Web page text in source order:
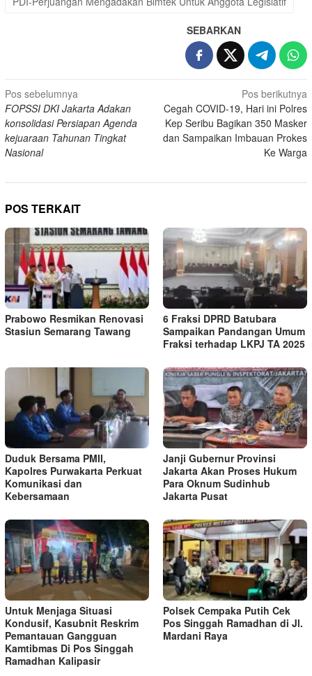
SEBARKAN
Navigasi
pos
Pos sebelumnya
FOPSSI DKI Jakarta Adakan
konsolidasi Persiapan Agenda
kejuaraan Tahunan Tingkat
Nasional
Pos berikutnya
Cegah COVID-19, Hari ini Polres
Kep Seribu Bagikan 350 Masker
dan Sampaikan Imbauan Prokes
Ke Warga
POS TERKAIT
Prabowo Resmikan Renovasi
Stasiun Semarang Tawang
6 Fraksi DPRD Batubara
Sampaikan Pandangan Umum
Fraksi terhadap LKPJ TA 2025
Duduk Bersama PMII,
Kapolres Purwakarta Perkuat
Komunikasi dan
Kebersamaan
Janji Gubernur Provinsi
Jakarta Akan Proses Hukum
Para Oknum Sudinhub
Jakarta Pusat
Untuk Menjaga Situasi
Kondusif, Kasubnit Reskrim
Pemantauan Gangguan
Kamtibmas Di Pos Singgah
Ramadhan Kalipasir
Polsek Cempaka Putih Cek
Pos Singgah Ramadhan di Jl.
Mardani Raya